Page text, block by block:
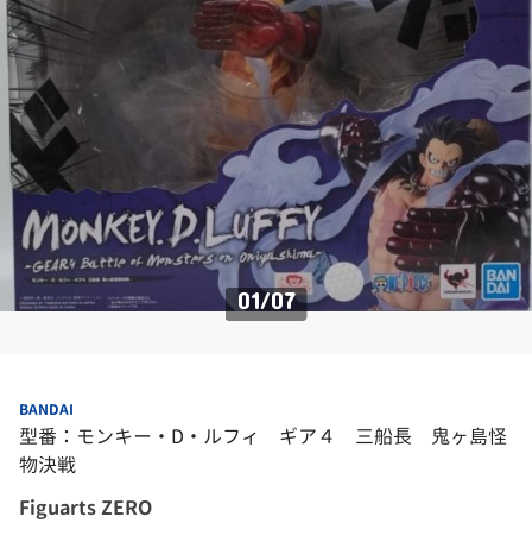
01/07
BANDAI
型番：モンキー・D・ルフィ ギア４ 三船長 鬼ヶ島怪
物決戦
Figuarts ZERO